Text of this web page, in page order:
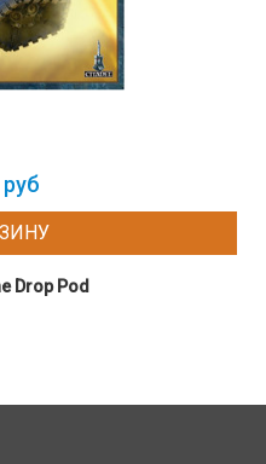
Drop Pod